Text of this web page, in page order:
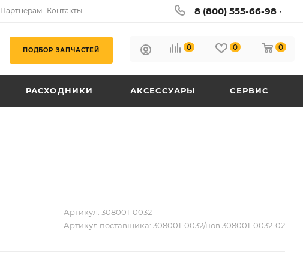
Партнёрам Контакты 8 (800) 555-66-98
ПОДБОР ЗАПЧАСТЕЙ 0 0 0
РАСХОДНИКИ АКСЕССУАРЫ СЕРВИС
Артикул: 308001-0032
Артикул поставщика: 308001-0032/нов 308001-0032-02